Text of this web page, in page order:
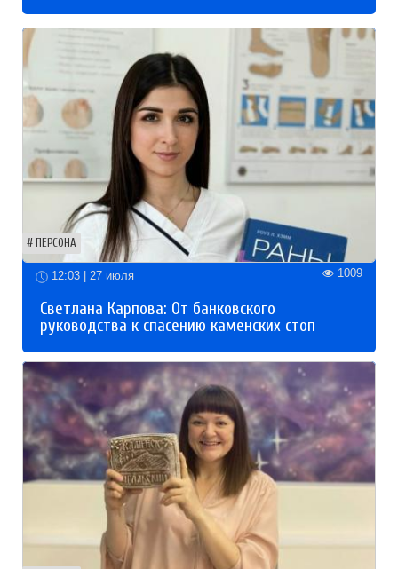
ПЕРСОНА
12:03 | 27 июля 1009
Светлана Карпова: От банковского
руководства к спасению каменских стоп